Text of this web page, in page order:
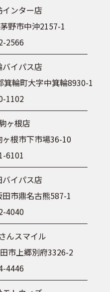
ンター店
野市中沖2157-1
2566
イパス店
箕輪町大字中箕輪8930-1
1102
ヶ根店
根市下市場36-10
6101
イパス店
市鼎名古熊587-1
4040
んスマイル
市上郷別府3326-2
4446